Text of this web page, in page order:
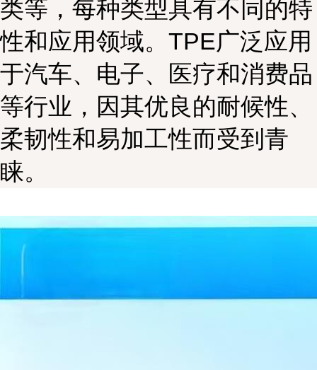
类等，每种类型具有不同的特
性和应用领域。TPE广泛应用
于汽车、电子、医疗和消费品
等行业，因其优良的耐候性、
柔韧性和易加工性而受到青
睐。